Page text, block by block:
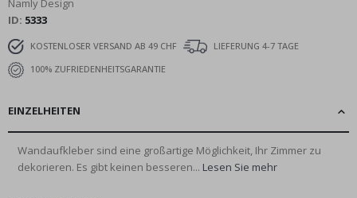
Namly Design
ID 5333
KOSTENLOSER VERSAND AB 49 CHF
LIEFERUNG 4-7 TAGE
100% ZUFRIEDENHEITSGARANTIE
EINZELHEITEN
Wandaufkleber sind eine großartige Möglichkeit, Ihr Zimmer zu
dekorieren. Es gibt keinen besseren... Lesen Sie mehr